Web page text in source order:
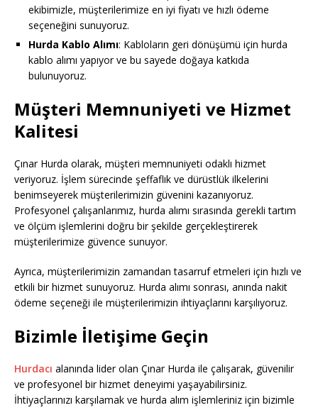
ekibimizle, müşterilerimize en iyi fiyatı ve hızlı ödeme
seçeneğini sunuyoruz.
Hurda Kablo Alımı: Kabloların geri dönüşümü için hurda
kablo alımı yapıyor ve bu sayede doğaya katkıda
bulunuyoruz.
Müşteri Memnuniyeti ve Hizmet
Kalitesi
Çınar Hurda olarak, müşteri memnuniyeti odaklı hizmet
veriyoruz. İşlem sürecinde şeffaflık ve dürüstlük ilkelerini
benimseyerek müşterilerimizin güvenini kazanıyoruz.
Profesyonel çalışanlarımız, hurda alımı sırasında gerekli tartım
ve ölçüm işlemlerini doğru bir şekilde gerçekleştirerek
müşterilerimize güvence sunuyor.
Ayrıca, müşterilerimizin zamandan tasarruf etmeleri için hızlı ve
etkili bir hizmet sunuyoruz. Hurda alımı sonrası, anında nakit
ödeme seçeneği ile müşterilerimizin ihtiyaçlarını karşılıyoruz.
Bizimle İletişime Geçin
Hurdacı alanında lider olan Çınar Hurda ile çalışarak, güvenilir
ve profesyonel bir hizmet deneyimi yaşayabilirsiniz.
İhtiyaçlarınızı karşılamak ve hurda alım işlemleriniz için bizimle